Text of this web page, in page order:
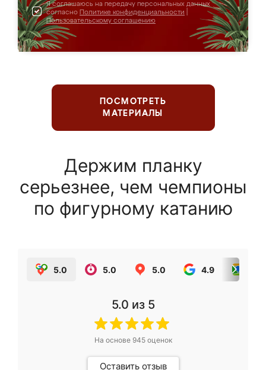
Я соглашаюсь на передачу персональных данных
согласно Политике конфиденциальности
Пользовательскому соглашению
ПОСМОТРЕТЬ
МАТЕРИАЛЫ
Держим планку
серьезнее, чем чемпионы
по фигурному катанию
5.0 5.0 5.0 4.9
5.0 из 5
На основе 945оценок
Оставить отзыв